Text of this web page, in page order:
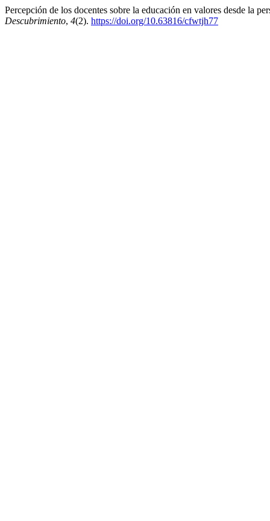
Percepción de los docentes sobre la educación en valores desde la
Descubrimiento, 4(2). https://doi.org/10.63816/cfwtjh77